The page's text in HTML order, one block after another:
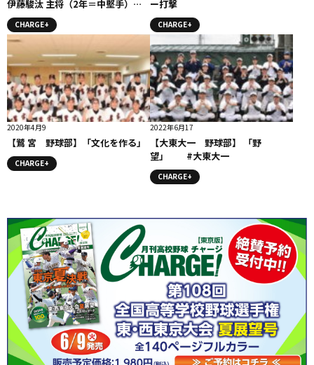
伊藤駿汰 主将（2年＝中堅手） #
矢板中央
CHARGE+
ー打撃
CHARGE+
2020年4月9
【鷺 宮 野球部】「文化を作る」
CHARGE+
2022年6月17
【大東大一 野球部】 「野
望」 #大東大一
CHARGE+